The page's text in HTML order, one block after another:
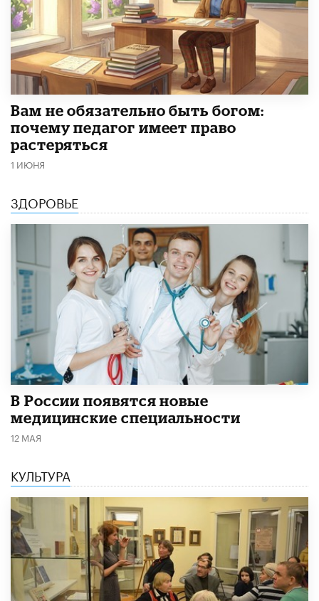
​Вам не обязательно быть богом:
почему педагог имеет право
растеряться
1 ИЮНЯ
ЗДОРОВЬЕ
В России появятся новые
медицинские специальности
12 МАЯ
КУЛЬТУРА